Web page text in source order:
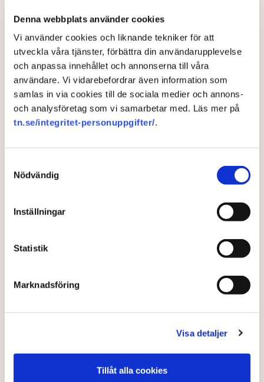
Denna webbplats använder cookies
Vi använder cookies och liknande tekniker för att
utveckla våra tjänster, förbättra din användarupplevelse
och anpassa innehållet och annonserna till våra
användare. Vi vidarebefordrar även information som
samlas in via cookies till de sociala medier och annons-
och analysföretag som vi samarbetar med. Läs mer på
tn.se/integritet-personuppgifter/.
Nödvändig
Inställningar
Statistik
Marknadsföring
Visa detaljer
Tillåt alla cookies
– ”Annars blir vi isolerade”
På flera håll i landet går näringslivet nu in med egna
pengar för att säkra flygtrafiken. Det gäller bland
annat i Växjö, Karlstad, Trollhättan och Gotland.
”Framåtandan försvann och la sig som en tyngd över
näringslivets utveckling. Vi var helt enkelt tvungna
att reagera”, säger Patrik Rees, en av initiativtagarna
Toppinvesterare: Därför är
techbranschens pengaregn